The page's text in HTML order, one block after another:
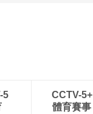
5
CCTV-5+
體育賽事